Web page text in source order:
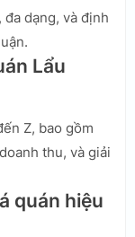
dạng, và định
Lẩu
Z, bao gồm
thu, và giải
quán hiệu